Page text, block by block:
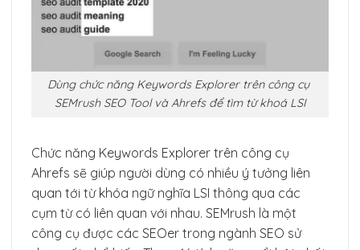
Dùng chức năng Keywords Explorer trên công cụ
SEMrush SEO Tool và Ahrefs để tìm từ khoá LSI
Chức năng Keywords Explorer trên công cụ
Ahrefs sẽ giúp người dùng có nhiều ý tưởng liên
quan tới từ khóa ngữ nghĩa LSI thông qua các
cụm từ có liên quan với nhau. SEMrush là một
công cụ được các SEOer trong ngành SEO sử